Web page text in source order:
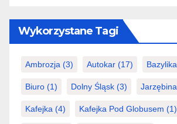
Wykorzystane Tagi
Ambrozja (3) Autokar (17) Bazylika
Biuro (1) Dolny Śląsk (3) Jarzębina
Kafejka (4) Kafejka Pod Globusem (1)